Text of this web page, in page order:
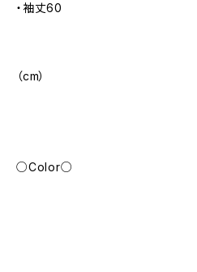
・袖丈60
（cm）
○Color○